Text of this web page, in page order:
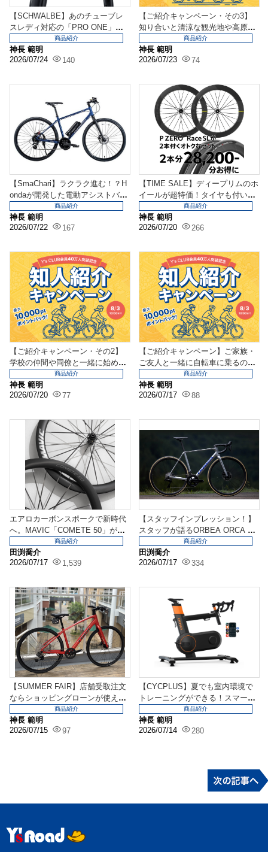
【SCHWALBE】あのチューブレ
スレディ対応の「PRO ONE」が
一部超特価で...
神長 範明
2026/07/24
140
商品紹介
【ご紹介キャンペーン・その3】
知り合いと清涼な観光地や高原リ
ゾートなどに行くなら...
神長 範明
2026/07/23
74
商品紹介
【SmaChari】ラクラク進む！？H
ondaが開発した電動アシストバイ
神長 範明
2026/07/22
167
商品紹介
【TIME SALE】ディープリムのホ
イールが超特価！タイヤも付いて
神長 範明
2026/07/20
266
商品紹介
【ご紹介キャンペーン・その2】
学校の仲間や同僚と一緒に始める
際にもどうぞ。知人紹...
神長 範明
2026/07/20
77
商品紹介
【ご紹介キャンペーン】ご家族・
ご友人と一緒に自転車に乗るのは
いかがでしょう？知人...
神長 範明
2026/07/17
88
商品紹介
エアロカーボンスポークで新時代
へ。MAVIC「COMETE 50」がつ
田渕喬介
2026/07/17
1,539
商品紹介
【スタッフインプレッション！】
スタッフが語るORBEA ORCA の
田渕喬介
2026/07/17
334
商品紹介
【SUMMER FAIR】店舗受取注文
ならショッピングローンが使えま
す！アノ自転...
神長 範明
2026/07/15
97
商品紹介
【CYCPLUS】夏でも室内環境で
トレーニングができる！スマート
トレーナー「T7...
神長 範明
2026/07/14
280
商品紹介